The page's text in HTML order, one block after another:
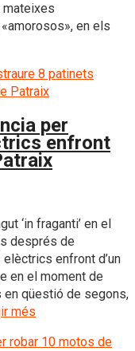
en els
per
enfront
‘in fraganti’ en el
després de
enfront d’un
en el moment de
qüestió de segons,
més